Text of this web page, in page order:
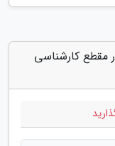
مقطع کارشناسی